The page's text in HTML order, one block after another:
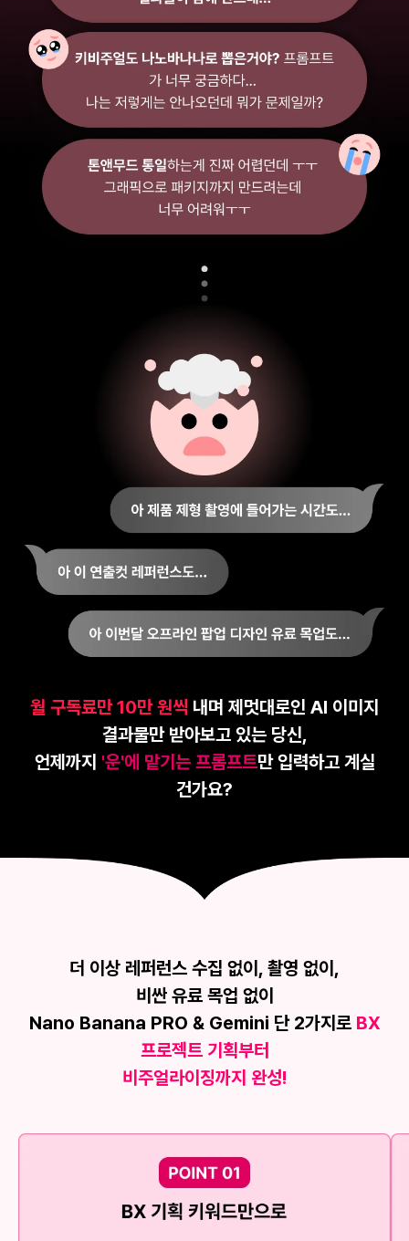
월 구독료만 10만 원씩 내며 제멋대로인 AI 이미지
결과물만 받아보고 있는 당신,
언제까지 '운'에 맡기는 프롬프트만 입력하고 계실
건가요?
더 이상 레퍼런스 수집 없이, 촬영 없이,
비싼 유료 목업 없이
Nano Banana PRO & Gemini 단 2가지로 BX
프로젝트 기획부터
비주얼라이징까지 완성!